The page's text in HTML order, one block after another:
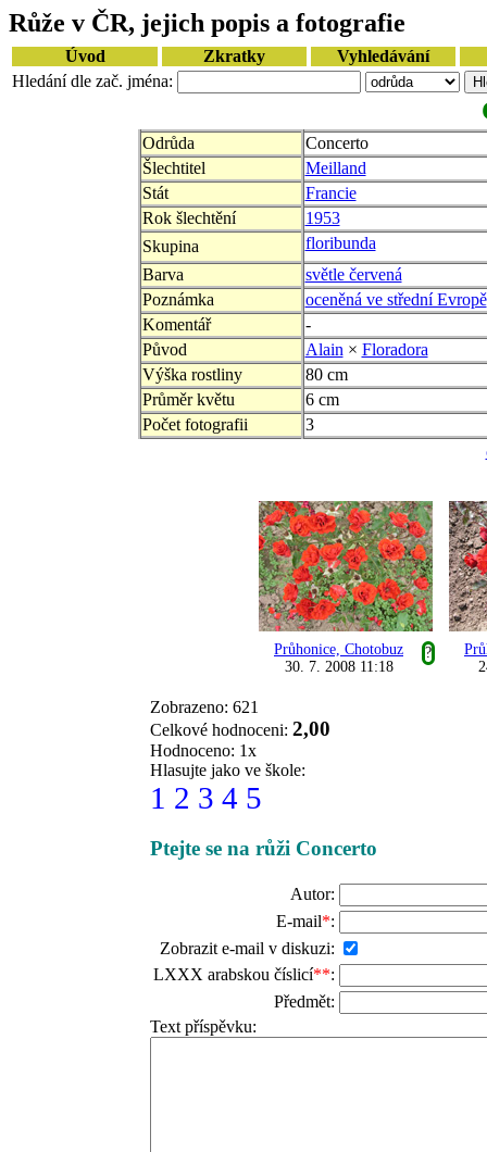
Růže v ČR, jejich popis a fotografie
Úvod Zkratky
Vyhledávání
Hledání dle zač. jména:
Odrůda
Concerto
Šlechtitel
Meilland
Stát
Francie
Rok šlechtění
1953
Skupina
floribunda
Barva
světle červená
Poznámka
oceněná ve střední Evropě
Komentář
-
Původ
Alain × Floradora
Výška rostliny
80 cm
Průměr květu
6 cm
Počet fotografii
3
Průhonice, Chotobuz
?
30. 7. 2008 11:18
Zobrazeno: 621
Celkové hodnoceni: 2,00
Hodnoceno: 1x
Hlasujte jako ve škole:
1 2 3 4 5
Ptejte se na růži Concerto
Autor:
E-mail*:
Zobrazit e-mail v diskuzi:
LXXX arabskou číslicí**:
Předmět:
Text příspěvku: